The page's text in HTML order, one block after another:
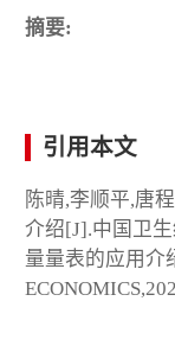
摘要:
引用本文
陈晴,李顺平,唐
介绍[J].中国卫
量量表的应用介